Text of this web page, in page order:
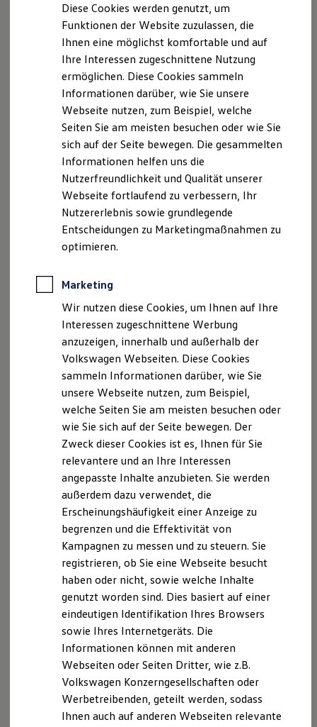
Finanzierung
Für Privatkunden
Für Gewerbekunden
Leasing
Für Privatkunden
Für Gewerbekunden
Versicherungen & Garantien
Garantien
Kfz-Versicherung für Nutzfahrzeuge
Restschuldversicherung
Wartungsverträge
Besitzer & Service
Reparatur & Service
Sommer-Special
Reparatur, Pflege & Inspektion
Servicetermin anfragen
Service-Vorteile bei Volkswagen Nutzfahrzeuge
ServicePlus
Economy Service
Räder & Reifen Service
Notdienst und Pannenhilfe
Software, Konnektivität & Apps
California App
VW Connect für Ihren ID. Buzz
VW Connect für Ihren Transporter/Caravelle
VW Connect für Ihren Amarok
VW Connect für andere Modelle
Connect Pro
Fleet Interface Data
Multistop Pathfinder
Übersicht Software Updates
Digitales Bordbuch
Fahrerassistenz- und Sicherheitssysteme
Kontrollleuchten
Batterieverordnung
XTL-Dieselkraftstoff
Ersatzteile und Betriebsflüssigkeiten
Original Zubehör und Lifestyle Produkte
myVolkswagen
myVolkswagen Business
Elektrisch & Autonom
Elektro - & Hybridfahrzeuge
Unser Ansatz
Klimafreundlicher Strom
Reichweite & Ladelösungen
Reichweitensimulator
Ladezeitensimulator
Ladelösungen für Privatkunden
Ladelösungen für Gewerbekunden
Bidirektionales Laden
Förderung & Kosten der Elektrofahrzeuge
Fördermöglichkeiten für Privatkunden
Diese Cookies werden genutzt, um
Funktionen der Website zuzulassen, die
Ihnen eine möglichst komfortable und auf
Ihre Interessen zugeschnittene Nutzung
ermöglichen. Diese Cookies sammeln
Informationen darüber, wie Sie unsere
Webseite nutzen, zum Beispiel, welche
Seiten Sie am meisten besuchen oder wie Sie
sich auf der Seite bewegen. Die gesammelten
Informationen helfen uns die
Nutzerfreundlichkeit und Qualität unserer
Webseite fortlaufend zu verbessern, Ihr
Nutzererlebnis sowie grundlegende
Entscheidungen zu Marketingmaßnahmen zu
optimieren.
Marketing
Wir nutzen diese Cookies, um Ihnen auf Ihre
Interessen zugeschnittene Werbung
anzuzeigen, innerhalb und außerhalb der
Volkswagen Webseiten. Diese Cookies
sammeln Informationen darüber, wie Sie
unsere Webseite nutzen, zum Beispiel,
welche Seiten Sie am meisten besuchen oder
wie Sie sich auf der Seite bewegen. Der
Zweck dieser Cookies ist es, Ihnen für Sie
relevantere und an Ihre Interessen
angepasste Inhalte anzubieten. Sie werden
außerdem dazu verwendet, die
Erscheinungshäufigkeit einer Anzeige zu
begrenzen und die Effektivität von
Kampagnen zu messen und zu steuern. Sie
registrieren, ob Sie eine Webseite besucht
haben oder nicht, sowie welche Inhalte
genutzt worden sind. Dies basiert auf einer
eindeutigen Identifikation Ihres Browsers
sowie Ihres Internetgeräts. Die
Informationen können mit anderen
Webseiten oder Seiten Dritter, wie z.B.
Volkswagen Konzerngesellschaften oder
Werbetreibenden, geteilt werden, sodass
Ihnen auch auf anderen Webseiten relevante